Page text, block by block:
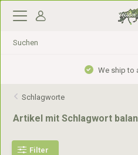
We ship to
Schlagworte
Artikel mit Schlagwort
Filter